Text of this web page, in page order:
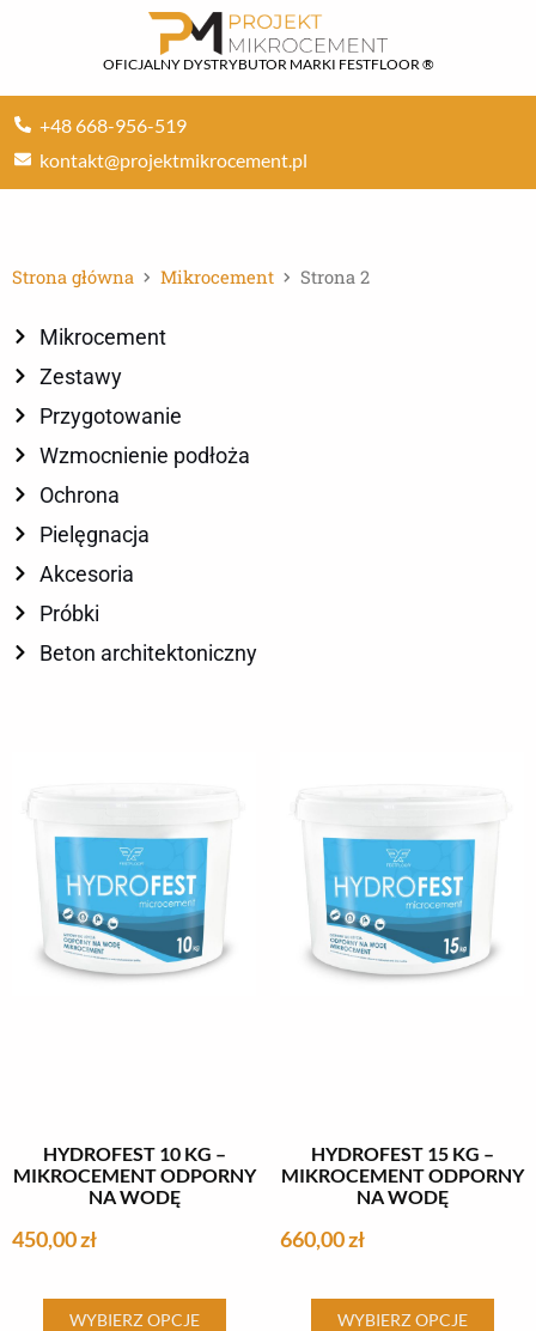
OFICJALNY DYSTRYBUTOR MARKI FESTFLOOR ®
+48 668-956-519
kontakt@projektmikrocement.pl
Strona główna Mikrocement Strona 2
Mikrocement
Zestawy
Przygotowanie
Wzmocnienie podłoża
Ochrona
Pielęgnacja
Akcesoria
Próbki
Beton architektoniczny
HYDROFEST 10 KG –
MIKROCEMENT ODPORNY
NA WODĘ
450,00zł
WYBIERZ OPCJE
Ten
HYDROFEST 15 KG –
MIKROCEMENT ODPORNY
NA WODĘ
660,00zł
WYBIERZ OPCJE
Ten